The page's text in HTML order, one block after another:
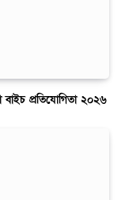
প্রতিযোগিতা ২০২৬